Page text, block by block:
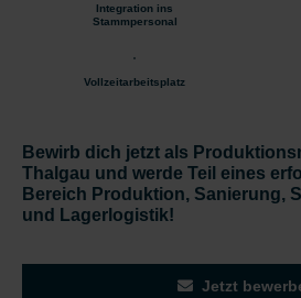
Integration ins
Stammpersonal
Vollzeitarbeitsplatz
Bewirb dich jetzt als
Thalgau und werde Teil eines
Bereich Produktion, Sanierung,
und Lagerlogistik!
Jetzt